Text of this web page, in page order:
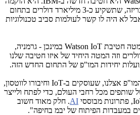
לפני כ-3 שנים, כש-IBM הכריזה, שתשקיע כ-3 מיליארד דולרים בתחום
לא היה לו קשר לעולמות סביב טכנולוגיות
חטיבת Watson IoT במינכן - גרמניה,
כ-200 מיליון דולרים וזה המטה היחיד של איזו חטיבה שלנו
יחידות המו"פ של התחום החדש הזה.
אצלנו, שעוסקים ב-IoT וחיבורו לווטסון,
מכל רחבי העולם, כדי לפתח ולייצר
, פתרונות מבוססי AI. חלק מאוד חשוב
במעבדות הפיתוח של יבמ בחיפה".